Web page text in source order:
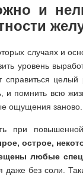
и
случаях и
уровень
целый
и помнить всю
ощущения заново.
при повышенной
острое,
любые
даже без соли.